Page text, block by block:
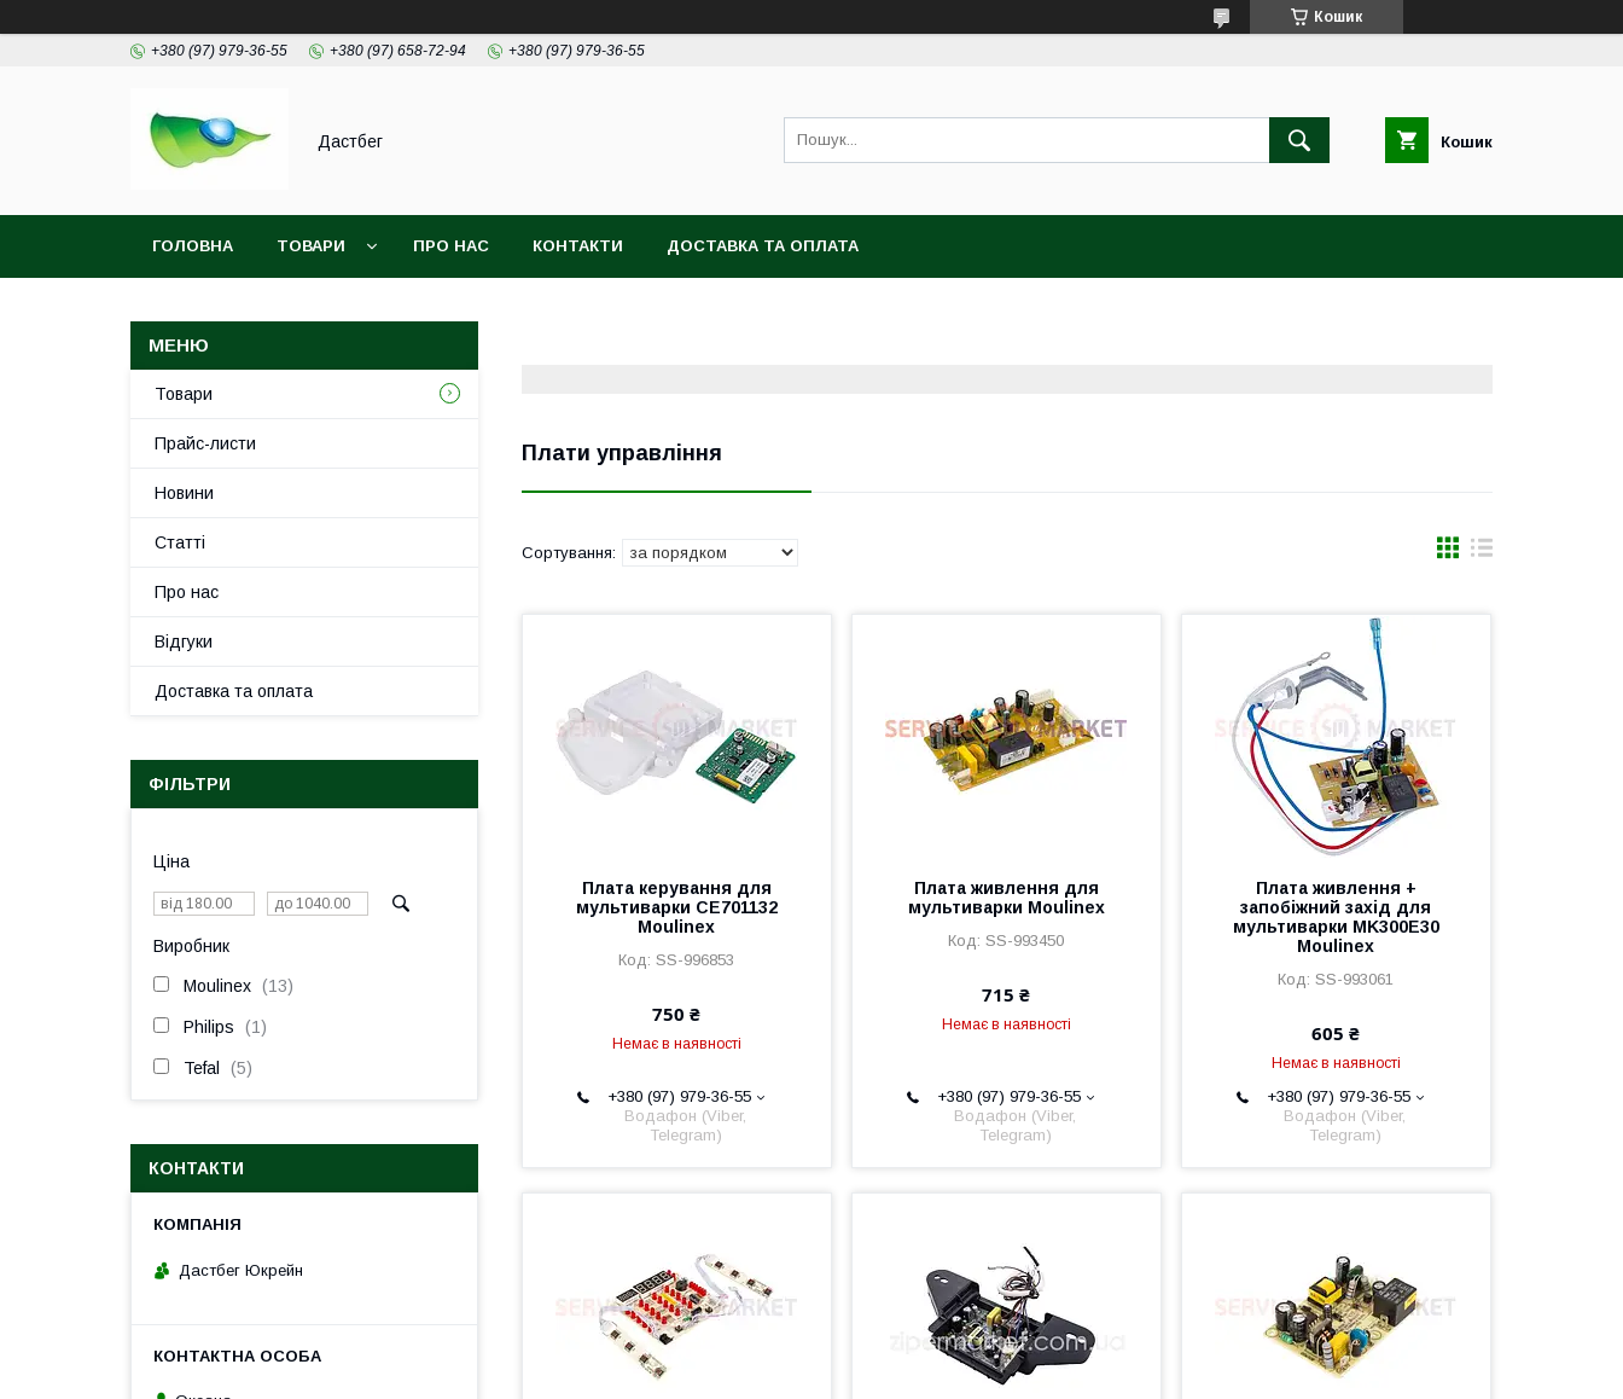
Кошик
+380 (97) 979-36-55 +380 (97) 658-72-94 +380 (97) 979-36-55
Дастбег Кошик
ГОЛОВНА ТОВАРИ ПРО НАС КОНТАКТИ ДОСТАВКА ТА ОПЛАТА
Плати управління
Плата керування для
мультиварки CE701132
Moulinex
SS-996853
750 ₴
Немає в наявності
+380 (97) 979-36-55
Водафон (Viber,
Telegram)
Плата живлення для
мультиварки Moulinex
SS-993450
715 ₴
Немає в наявності
+380 (97) 979-36-55
Водафон (Viber,
Telegram)
Плата живлення +
запобіжний захід для
мультиварки MK300E30
Moulinex
SS-993061
605 ₴
Немає в наявності
+380 (97) 979-36-55
Водафон (Viber,
Telegram)
Товари
Прайс-листи
Новини
Статті
Про нас
Відгуки
Доставка та оплата
ФІЛЬТРИ
Ціна
Виробник
Moulinex 13
Philips 1
Tefal 5
КОНТАКТИ
Дастбег Юкрейн